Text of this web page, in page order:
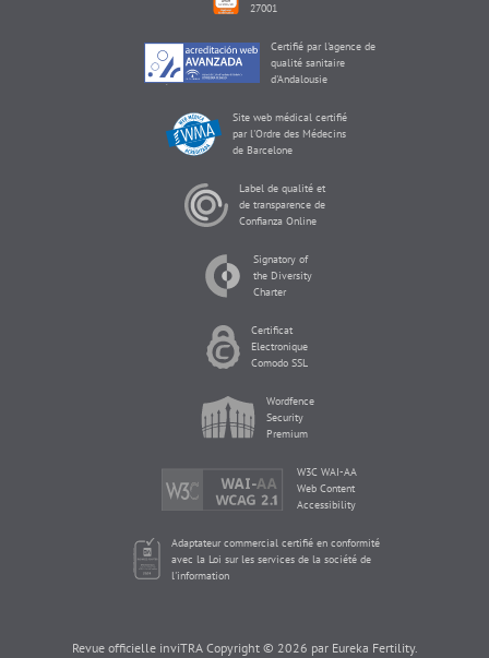
27001
Certifié par l'agence de
qualité sanitaire
d'Andalousie
Site web médical certifié
par l'Ordre des Médecins
de Barcelone
Label de qualité et
de transparence de
Confianza Online
Signatory of
the Diversity
Charter
Certificat
Electronique
Comodo SSL
Wordfence
Security
Premium
W3C WAI-AA
Web Content
Accessibility
Adaptateur commercial certifié en conformité
avec la Loi sur les services de la société de
l'information
Revue officielle inviTRA Copyright © 2026 par Eureka Fertility.